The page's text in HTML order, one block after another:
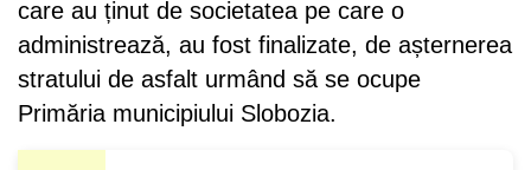
care au ținut de societatea pe care o
administrează, au fost finalizate, de așternerea
stratului de asfalt urmând să se ocupe
Primăria municipiului Slobozia.